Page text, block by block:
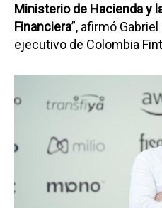
Ministerio de Hacienda y
Financiera”, afirmó
ejecutivo de Colombia